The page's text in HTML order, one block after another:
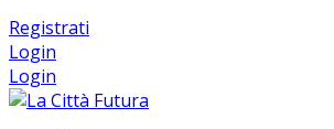
Registrati
Login
Login